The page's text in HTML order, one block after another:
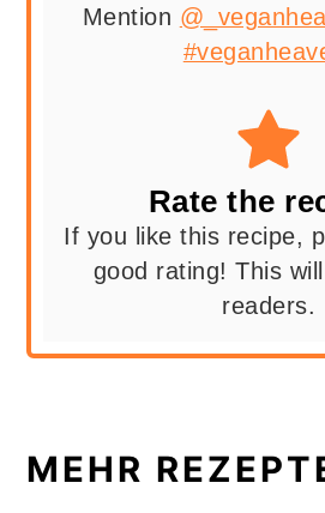
Mention
Rate the
If you like this recipe,
good rating! This
readers.
MEHR